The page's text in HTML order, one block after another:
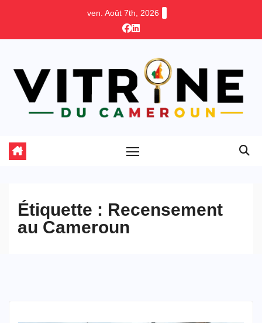
ven. Août 7th, 2026
Étiquette : Recensement
au Cameroun